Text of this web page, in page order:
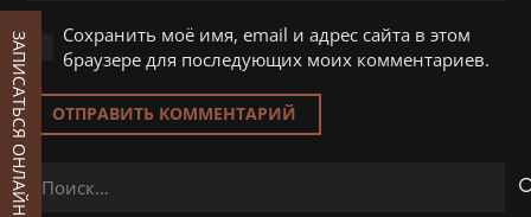
Сохранить моё имя, email и адрес сайта в этом
браузере для последующих моих комментариев.
ОТПРАВИТЬ КОММЕНТАРИЙ
ЗАПИСАТЬСЯ ОНЛАЙН